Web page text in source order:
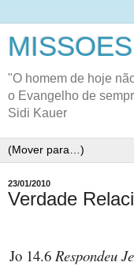
"O homem de hoje
o Evangelho de
Sidi Kauer
23/01/2010
Verdade
Jo 14.6 Respondeu